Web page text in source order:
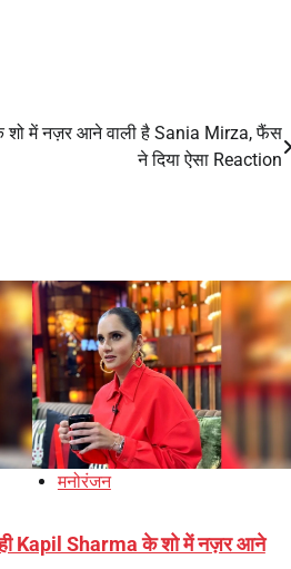
शो में नज़र आने वाली है Sania Mirza, फैंस
ने दिया ऐसा Reaction
मनोरंजन
Kapil Sharma के शो में नज़र आने